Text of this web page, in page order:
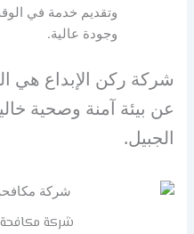
وتقديم خدمة في
وجودة عالية.
شركة ركن الإبداع هي
عن بيئة آمنة وصحية
الجبيل.
شركة